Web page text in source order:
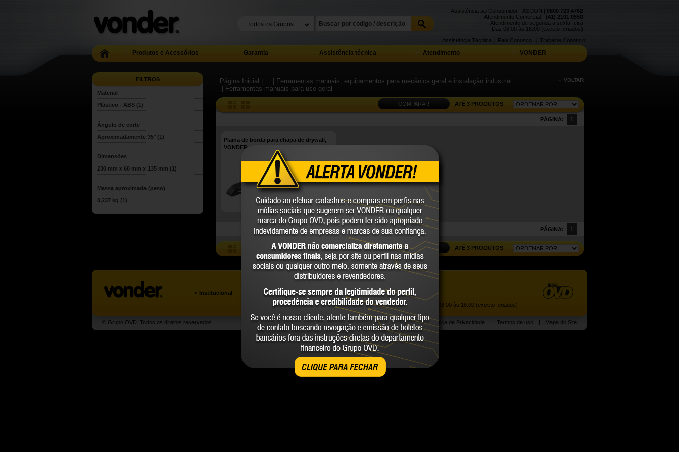
CLIQUE PARA FECHAR
Assistência ao Consumidor - ASCON | 0800 723 4762
Atendimento Comercial - (41) 2101 0550
Atendimento de segunda a sexta-feira
Das 08:00 às 18:00 (exceto feriados)
Trabalhe Conosco
Fale Conosco
Assistência Técnica
Produtos e Acessórios Garantia Assistência técnica Atendimento VONDER
FILTROS
Material
Plástico - ABS (1)
Ângulo de corte
Aproximadamente 35° (1)
Dimensões
230 mm x 60 mm x 135 mm (1)
Massa aproximada (peso)
0,237 kg (1)
Página Inicial | ...
| Ferramentas manuais, equipamentos para mecânica geral e instalação industrial
| Ferramentas manuais para uso geral
« VOLTAR
COMPARAR ATÉ 3 PRODUTOS
PÁGINA: 1
Plaina de borda para chapa de drywall,
VONDER
35.99.120.623
VONDER
PÁGINA: 1
COMPARAR ATÉ 3 PRODUTOS
» Institucional Trabalhe Conosco
Atendimento Comercial: |(41) 2101 0550
Atendimento de segunda a sexta-feira, das 08:00 às 18:00 (exceto feriados)
© Grupo OVD. Todos os direitos reservados. Política de Privacidade | Termos de uso | Mapa do Site